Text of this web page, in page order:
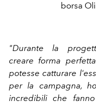
borsa
"Durante la
creare forma
potesse catturare
per la campagna,
incredibili che